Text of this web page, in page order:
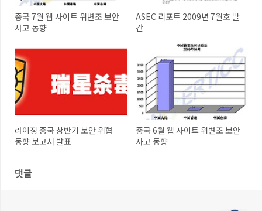
중국 7월 웹 사이트 위변조 보안
사고 동향
ASEC 리포트 2009년 7월호 발
간
라이징 중국 상반기 보안 위협
동향 보고서 발표
중국 6월 웹 사이트 위변조 보안
사고 동향
댓글